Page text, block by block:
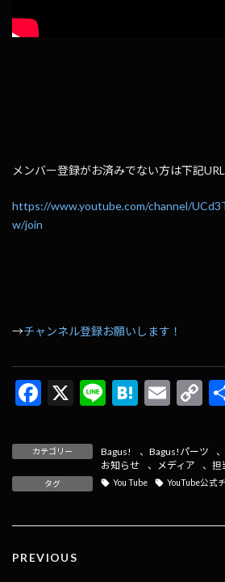
メンバー登録がお済みでない方は下記
https://www.youtube.com/channel/
w/join
→チャンネル登録お願いします！
F
e
b
o
o
k
X
Li
e
H
e
n
a
E
ai
l
C
p
y
Li
n
カテゴリー Bagus! 、 Bagus!パーツ
お知らせ
、 メディア 、担
タグ You Tube YouTube公式
PREVIOUS